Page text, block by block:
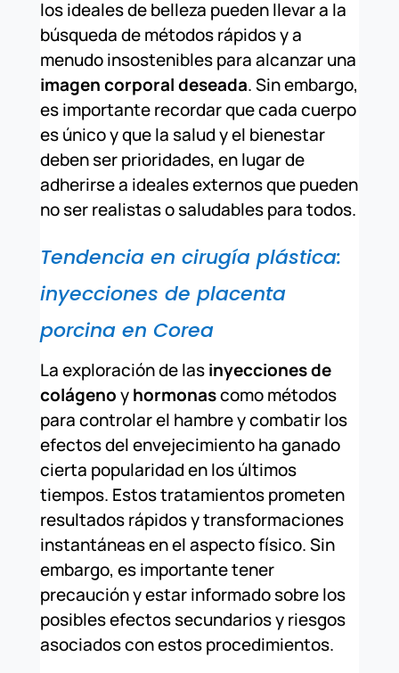
los ideales de belleza pueden llevar a la
búsqueda de métodos rápidos y a
menudo insostenibles para alcanzar una
imagen corporal deseada. Sin embargo,
es importante recordar que cada cuerpo
es único y que la salud y el bienestar
deben ser prioridades, en lugar de
adherirse a ideales externos que pueden
no ser realistas o saludables para todos.
Tendencia en cirugía plástica:
inyecciones de placenta
porcina en Corea
La exploración de lasinyecciones de
colágenoyhormonascomo métodos
para controlar el hambre y combatir los
efectos del envejecimiento ha ganado
cierta popularidad en los últimos
tiempos. Estos tratamientos prometen
resultados rápidos y transformaciones
instantáneas en el aspecto físico. Sin
embargo, es importante tener
precaución y estar informado sobre los
posibles efectos secundarios y riesgos
asociados con estos procedimientos.